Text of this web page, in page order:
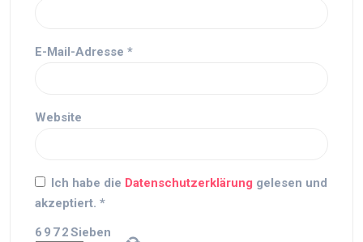
E-Mail-Adresse *
Website
Ich habe die Datenschutzerklärung gelesen und
akzeptiert. *
6 9 72Sieben